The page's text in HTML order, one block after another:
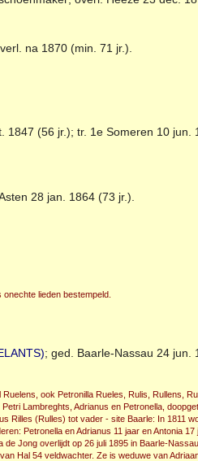
na 1870 (min. 71 jr.).
1847 (56 jr.); tr. 1e Someren 10 jun.
28 jan. 1864 (73 jr.).
lieden bestempeld.
; ged. Baarle-Nassau 24 jun.
ook Petronilla Rueles, Rulis, Rullens,
Lambreghts, Adrianus en Petronella,
Rilles (Rulles) tot vader - site Baarle: In 1811
Petronella en Adrianus 11 jaar en Antonia 17
Jong overlijdt op 26 juli 1895 in Baarle-
Hal 54 veldwachter. Ze is weduwe van